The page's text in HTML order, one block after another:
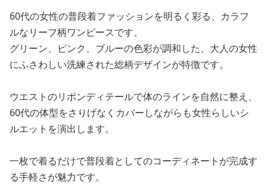
60代の女性の普段着ファッションを明るく彩る、カラフ
ルなリーフ柄ワンピースです。
グリーン、ピンク、ブルーの色彩が調和した、大人の女性
にふさわしい洗練された総柄デザインが特徴です。
ウエストのリボンディテールで体のラインを自然に整え、
60代の体型をさりげなくカバーしながらも女性らしいシ
ルエットを演出します。
一枚で着るだけで普段着としてのコーディネートが完成す
る手軽さが魅力です。